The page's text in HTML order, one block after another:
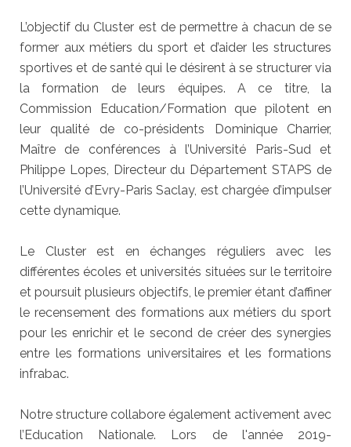
L’objectif du Cluster est de permettre à chacun de se
former aux métiers du sport et d’aider les structures
sportives et de santé qui le désirent à se structurer via
la formation de leurs équipes. A ce titre, la
Commission Education/Formation que pilotent en
leur qualité de co-présidents Dominique Charrier,
Maître de conférences à l’Université Paris-Sud et
Philippe Lopes, Directeur du Département STAPS de
l’Université d’Evry-Paris Saclay, est chargée d’impulser
cette dynamique.
Le Cluster est en échanges réguliers avec les
différentes écoles et universités situées sur le territoire
et poursuit plusieurs objectifs, le premier étant d’affiner
le recensement des formations aux métiers du sport
pour les enrichir et le second de créer des synergies
entre les formations universitaires et les formations
infrabac.
Notre structure collabore également activement avec
l’Education Nationale. Lors de l'année 2019-